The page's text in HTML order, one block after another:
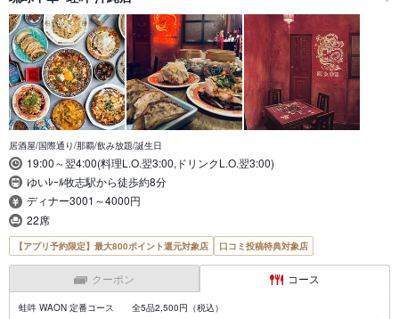
居酒屋/国際通り/那覇/飲み放題/誕生日
19:00～翌4:00(料理L.O.翌3:00,ドリンクL.O.翌3:00)
ゆいﾚｰﾙ牧志駅から徒歩約8分
ディナー3001～4000円
22席
【アプリ予約限定】最大800ポイント還元対象店 口コミ投稿特典対象店
クーポン コース
蛙吽 WAON 定番コース 全5品2,500円（税込）